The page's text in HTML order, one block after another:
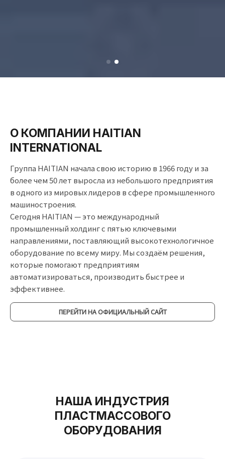
О КОМПАНИИ HAITIAN
INTERNATIONAL
Группа HAITIAN начала свою историю в 1966 году и за
более чем 50 лет выросла из небольшого предприятия
в одного из мировых лидеров в сфере промышленного
машиностроения.
Сегодня HAITIAN — это международный
промышленный холдинг с пятью ключевыми
направлениями, поставляющий высокотехнологичное
оборудование по всему миру. Мы создаём решения,
которые помогают предприятиям
автоматизироваться, производить быстрее и
эффективнее.
ПЕРЕЙТИ НА ОФИЦИАЛЬНЫЙ САЙТ
НАША ИНДУСТРИЯ
ПЛАСТМАССОВОГО
ОБОРУДОВАНИЯ